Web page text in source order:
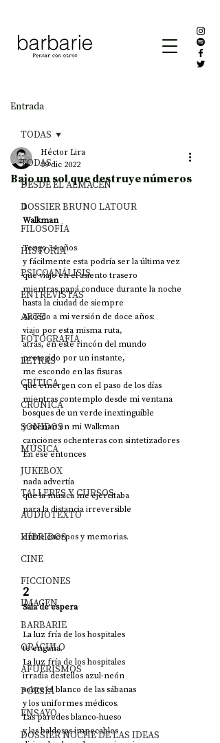
Entrada
TODAS
DESDE EL ALMACÉN
DOSSIER BRUNO LATOUR
FILOSOFÍA
HISTORIA
PSICOANÁLISIS
ENTREVISTAS
ARTE
FOTOGRAFÍA
LETRAS
CRÍTICA
CRÓNICA
SONIDOS
MÚSICA
JUKEBOX
TALLERES Y CURSOS
AUDIOTEXTO
HÍBRIDOS
CINE
FICCIONES
IMAGEN
BARBARIE
ORÁCULO
AFUERISMOS
POESÍA
ENSAYO
DOSSIER NOCHE DE LAS IDEAS
TODAS
Bajo un sol que destruye números
Héctor Lira
19 dic 2022
1
Walkman
Tengo 34 años
y fácilmente esta podría ser la última vez
que viajo en el asiento trasero
mientras papá conduce durante la noche
hasta la ciudad de siempre
Accedo a mi versión de doce años:
viajo por esta misma ruta,
atrás, en este rincón del mundo
protegido por un instante,
me escondo en las fisuras
que emergen con el paso de los días
mientras contemplo desde mi ventana
bosques de un verde inextinguible
y suenan en mi Walkman
canciones ochenteras con sintetizadores
En ese entonces
nada advertía
que la música me ejercitaba
para la distancia irreversible
entre cuerpos y memorias.
2
Sala de espera
La luz fría de los hospitales
te engaña.
La luz fría de los hospitales
irradia destellos azul-neón
sobre el blanco de las sábanas
y los uniformes médicos.
Las paredes blanco-hueso
y las baldosas impecables